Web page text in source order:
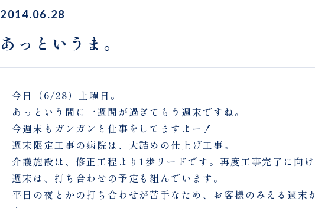
2014.06.28
あっというま。
今日（6/28）土曜日。
あっという間に一週間が過ぎてもう週末ですね。
今週末もガンガンと仕事をしてますよー！
週末限定工事の病院は、大詰めの仕上げ工事。
介護施設は、修正工程より1歩リードです。再度工事完了に向け
週末は、打ち合わせの予定も組んでいます。
平日の夜とかの打ち合わせが苦手なため、お客様のみえる週末